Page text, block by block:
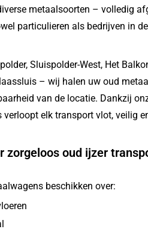
metaalsoorten – volledig
particulieren als bedrijven in
Sluispolder-West, Het
– wij halen uw oud
van de locatie. Dankzij
verloopt elk transport vlot, veilig
zorgeloos oud ijzer
beschikken over: